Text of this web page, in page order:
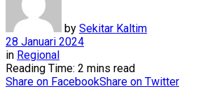
by Sekitar Kaltim
28 Januari 2024
in Regional
Reading Time: 2 mins read
Share on FacebookShare on Twitter